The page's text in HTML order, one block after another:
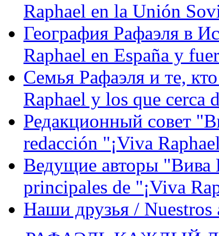
Raphael en la Unión
География Рафаэля в
Raphael en España y
Семья Рафаэля и те,
Raphael y los que cerca
Редакционный совет
redacción "¡Viva
Ведущие авторы "Вива
principales de "¡Viva
Наши друзья / Nuestros